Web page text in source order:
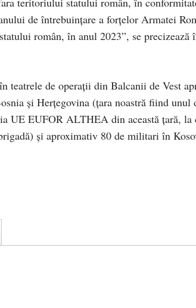
de întrebuinţare a forţelor Armatei
român, în anul 2023”, se precizează
teatrele de operații din Balcanii de Vest
și Herțegovina (țara noastră fiind unul
UE EUFOR ALTHEA din această țară, la
și aproximativ 80 de militari în